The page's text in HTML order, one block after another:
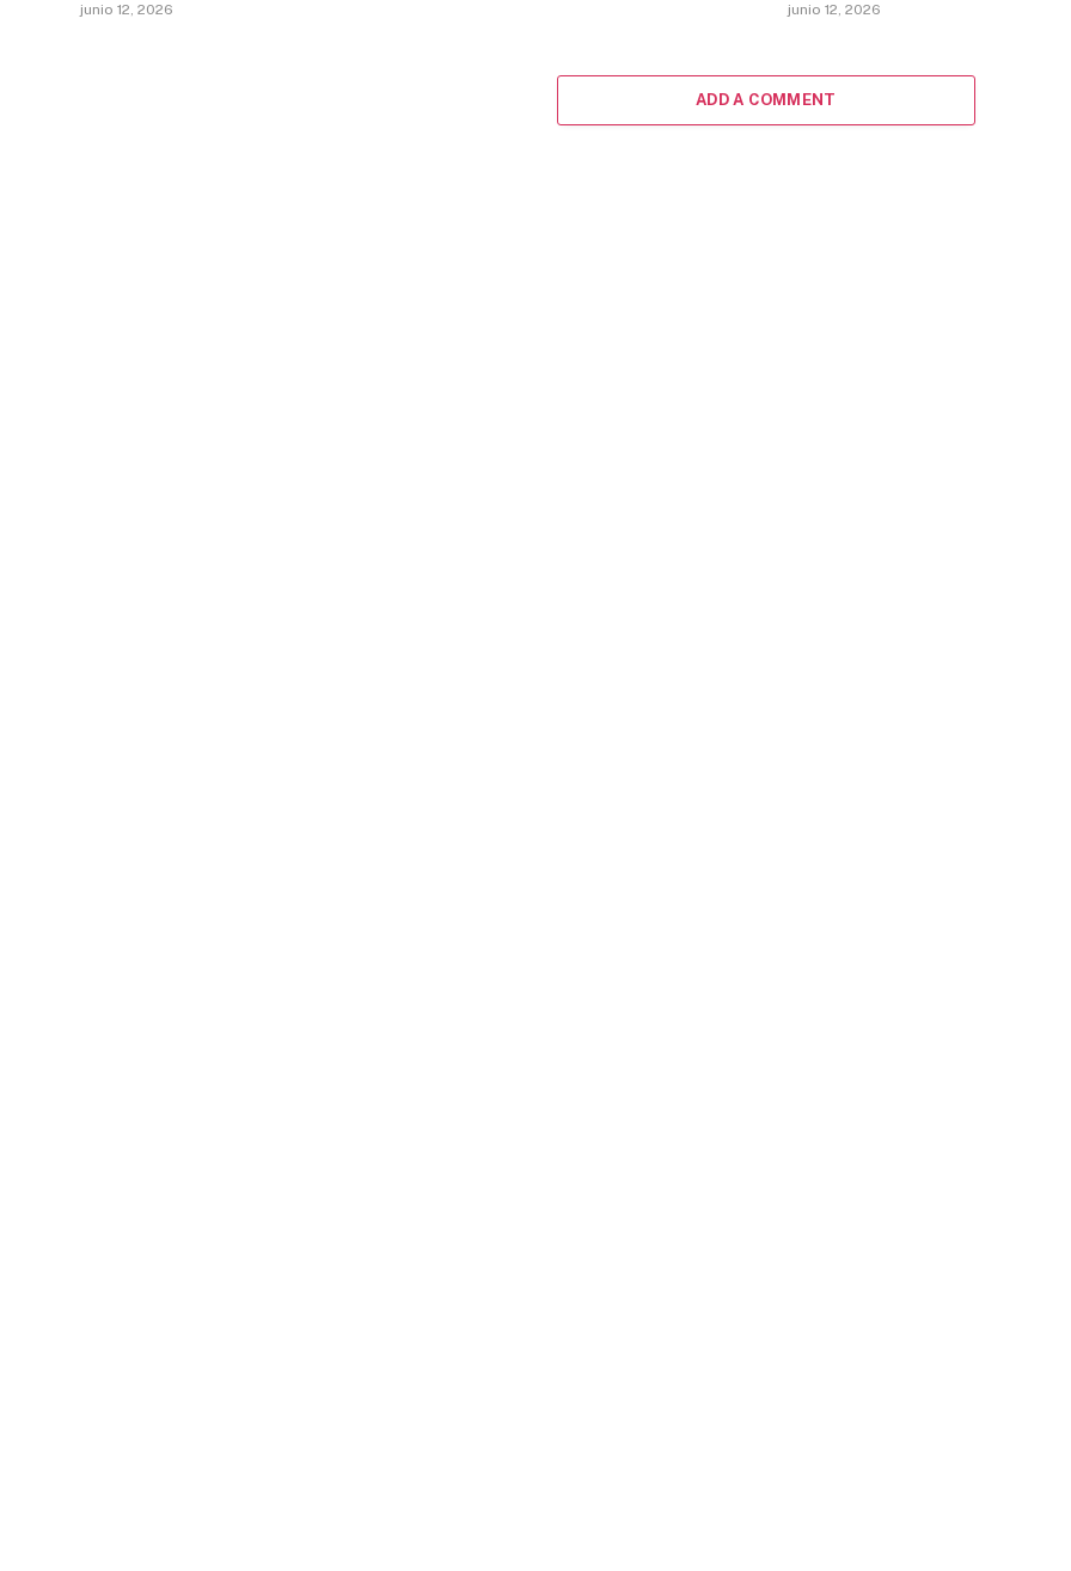
junio 12, 2026 junio 12, 2026
ADD A COMMENT